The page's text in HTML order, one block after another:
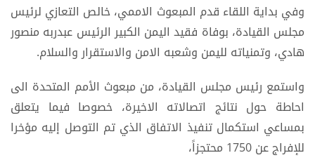
وفي بداية اللقاء قدم المبعوث الاممي، خالص التعازي لرئيس
مجلس القيادة، بوفاة فقيد اليمن الكبير الرئيس عبدربه منصور
هادي، وتمنياته لليمن وشعبه الامن والاستقرار والسلام.
واستمع رئيس مجلس القيادة، من مبعوث الأمم المتحدة الى
احاطة حول نتائج اتصالاته الاخيرة، خصوصا فيما يتعلق
بمساعي استكمال تنفيذ الاتفاق الذي تم التوصل إليه مؤخرا
للإفراج عن 1750 محتجزاً،